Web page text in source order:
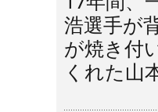
浩選手が
が焼き付
くれた山